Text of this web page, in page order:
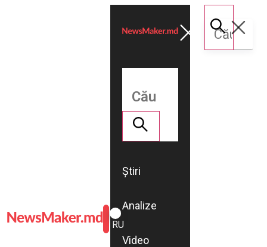
ROMÂNĂ
RU
Știri
Analize
Video